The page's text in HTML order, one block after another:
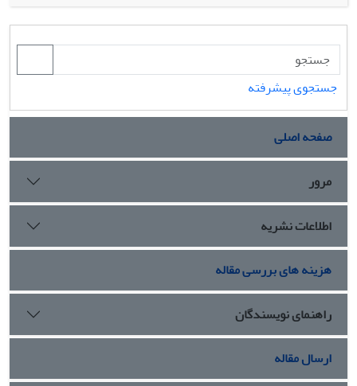
جستجوی پیشرفته
صفحه اصلی
مرور
اطلاعات نشریه
هزینه های بررسی مقاله
راهنمای نویسندگان
ارسال مقاله